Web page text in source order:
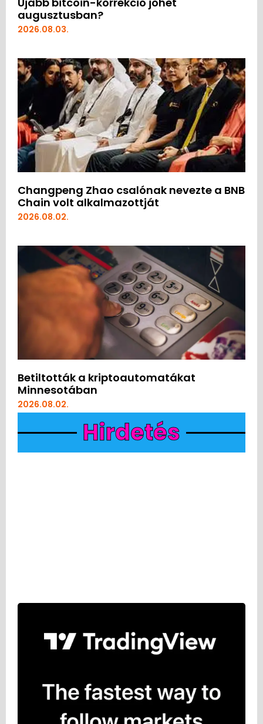
augusztusban?
2026.08.03.
Changpeng Zhao csalónak nevezte a BNB
Chain volt alkalmazottját
2026.08.02.
Betiltották a kriptoautomatákat
Minnesotában
2026.08.02.
Hirdetés